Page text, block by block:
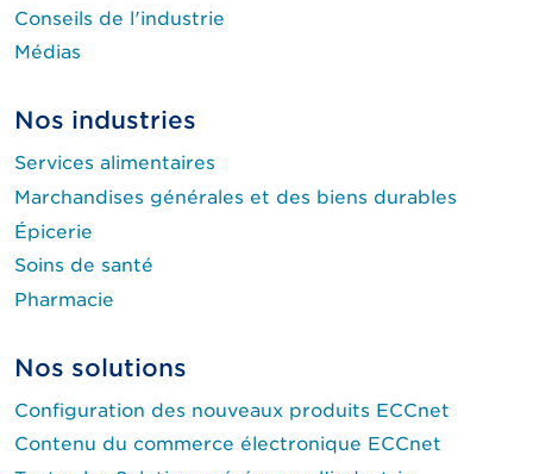
Conseils de l'industrie
Médias
Nos industries
Services alimentaires
Marchandises générales et des biens durables
Épicerie
Soins de santé
Pharmacie
Nos solutions
Configuration des nouveaux produits ECCnet
Contenu du commerce électronique ECCnet